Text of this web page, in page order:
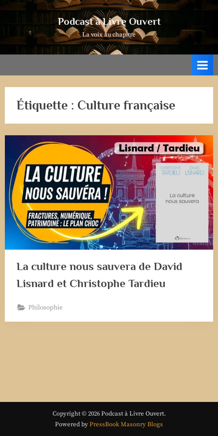
Podcast à Livre Ouvert
La voix au chapitre
Étiquette : Culture française
La culture nous sauvera de David
Lisnard et Christophe Tardieu
Philosophie
Copyright © 2026 Podcast à Livre Ouvert.
Powered byPressBook Masonry Blogs